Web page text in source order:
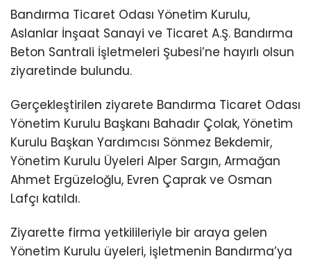
Bandırma Ticaret Odası Yönetim Kurulu,
Aslanlar İnşaat Sanayi ve Ticaret A.Ş. Bandırma
Beton Santrali İşletmeleri Şubesi’ne hayırlı olsun
ziyaretinde bulundu.
Gerçekleştirilen ziyarete Bandırma Ticaret Odası
Yönetim Kurulu Başkanı Bahadır Çolak, Yönetim
Kurulu Başkan Yardımcısı Sönmez Bekdemir,
Yönetim Kurulu Üyeleri Alper Sargın, Armağan
Ahmet Ergüzeloğlu, Evren Çaprak ve Osman
Lafçı katıldı.
Ziyarette firma yetkilileriyle bir araya gelen
Yönetim Kurulu üyeleri, işletmenin Bandırma’ya